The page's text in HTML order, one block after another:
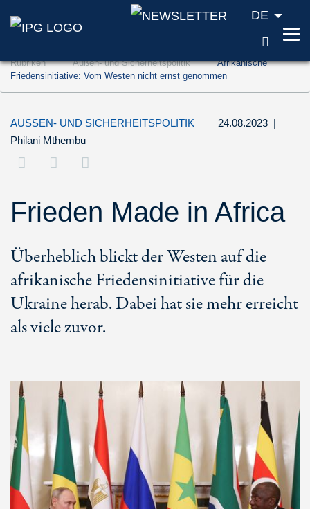
Zum Inhalt springen (Accesskey '1')
Zur Suche springen (Accesskey '2')
DE
Rubriken Außen- und Sicherheitspolitik
Afrikanische
Friedensinitiative: Vom Westen nicht ernst genommen
AUSSEN- UND SICHERHEITSPOLITIK 24.08.2023 |
Philani Mthembu
Frieden Made in Africa
Überheblich blickt der Westen auf die
afrikanische Friedensinitiative für die
Ukraine herab. Dabei hat sie mehr erreicht
als viele zuvor.